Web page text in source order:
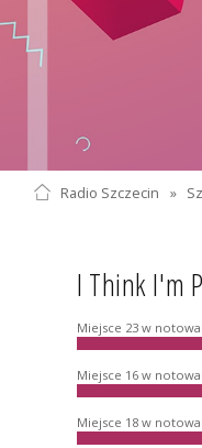
Radio Szczecin »
I Think I'm
Miejsce 23 w
Miejsce 16 w
Miejsce 18 w